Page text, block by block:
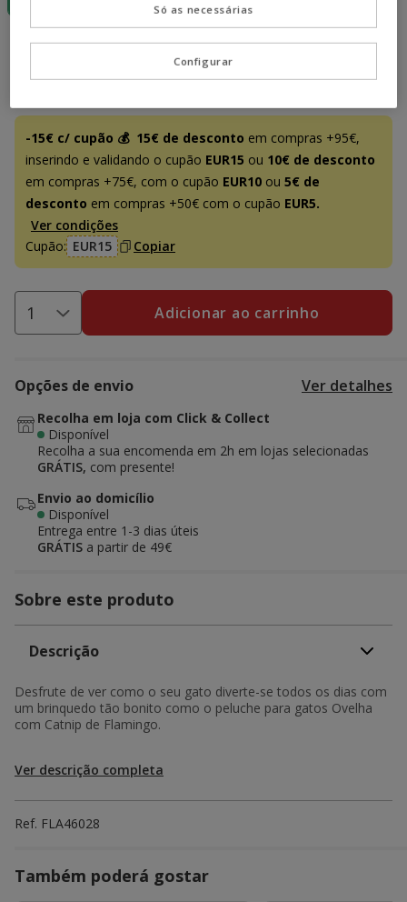
-15€ c/ cupão 💰 15€ de desconto em compras +95€,
inserindo e validando o cupão EUR15 ou 10€ de desconto
em compras +75€, com o cupão EUR10 ou 5€ de
desconto em compras +50€ com o cupão EUR5.
Ver condições
Cupão: EUR15 Copiar
Preço 8.29€
8.29€
Adicionar ao carrinho
Opções de envio Ver detalhes
Recolha em loja com Click & Collect
Disponível
Recolha a sua encomenda em 2h em lojas selecionadas
GRÁTIS, com presente!
Envio ao domicílio
Disponível
Entrega entre 1-3 dias úteis
GRÁTIS a partir de 49€
Sobre este produto
Descrição
Desfrute de ver como o seu gato diverte-se todos os dias com
um brinquedo tão bonito como o peluche para gatos Ovelha
com Catnip de Flamingo.
Ver descrição completa
Ref. FLA46028
Também poderá gostar
Só as necessárias
Configurar